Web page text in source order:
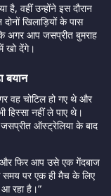
है, वहीं उन्होंने इस दौरान
खिलाड़ियों के पास
अगर आप जसप्रीत बुमराह
खो देंगे।
बयान
वह चोटिल हो गए थे और
नहीं ले पाए थे।
ऑस्ट्रेलिया के बाद
और फिर आप उसे एक गेंदबाज
पर एक ही मैच के लिए
रहा है।”